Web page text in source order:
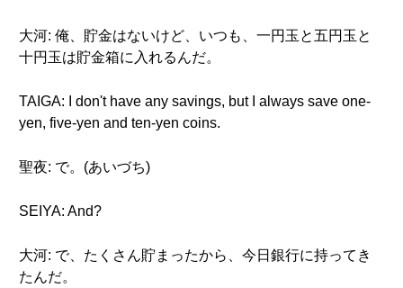
大河: 俺、貯金はないけど、いつも、一円玉と五円玉と
十円玉は貯金箱に入れるんだ。
TAIGA: I don't have any savings, but I always save one-
yen, five-yen and ten-yen coins.
聖夜: で。(あいづち)
SEIYA: And?
大河: で、たくさん貯まったから、今日銀行に持ってき
たんだ。